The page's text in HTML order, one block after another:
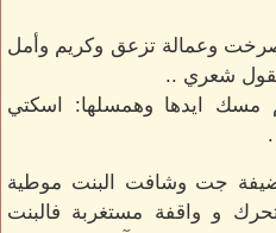
وعمالة تزعق وكريم وأمل
شعري ..
ايدها وهمسلها: اسكتي
جت وشافت البنت موطية
و واقفة مستغربة فالبنت